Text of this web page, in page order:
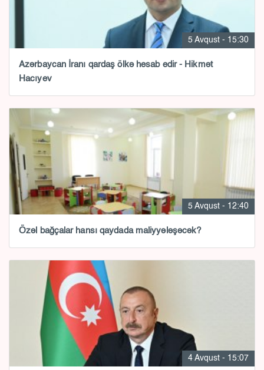
5 Avqust - 15:30
Azərbaycan İranı qardaş ölkə hesab edir - Hikmət
Hacıyev
5 Avqust - 12:40
Özəl bağçalar hansı qaydada maliyyələşəcək?
4 Avqust - 15:07